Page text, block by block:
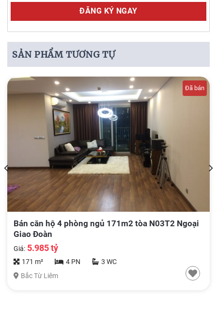
SẢN PHẨM TƯƠNG TỰ
Đã bán
Bán căn hộ 4 phòng ngủ 171m2 tòa N03T2 Ngoại
Giao Đoàn
Giá: 5.985 tỷ
171 m² 4 PN
3 WC
Bắc Từ Liêm